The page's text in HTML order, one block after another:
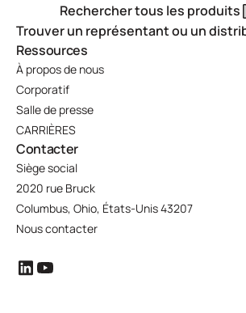
Rechercher tous les produits
Trouver un représentant ou un
Ressources
À propos de nous
Corporatif
Salle de presse
CARRIÈRES
Contacter
Siège social
2020 rue Bruck
Columbus, Ohio, États-Unis 43207
Nous contacter